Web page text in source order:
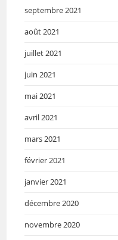
septembre 2021
août 2021
juillet 2021
juin 2021
mai 2021
avril 2021
mars 2021
février 2021
janvier 2021
décembre 2020
novembre 2020